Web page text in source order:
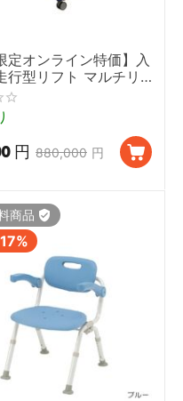
定オンライン特価】入
行型リフト マルチリ
880,000 円
円
商品
17%